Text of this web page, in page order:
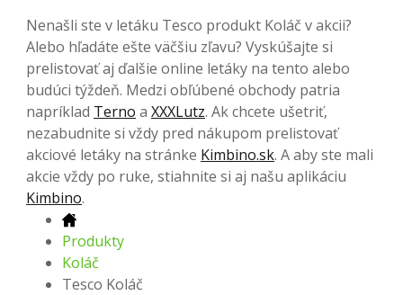
Nenašli ste v letáku Tesco produkt Koláč v akcii?
Alebo hľadáte ešte väčšiu zľavu? Vyskúšajte si
prelistovať aj ďalšie online letáky na tento alebo
budúci týždeň. Medzi obľúbené obchody patria
napríklad Terno a XXXLutz. Ak chcete ušetriť,
nezabudnite si vždy pred nákupom prelistovať
akciové letáky na stránke Kimbino.sk. A aby ste mali
akcie vždy po ruke, stiahnite si aj našu aplikáciu
Kimbino.
Produkty
Koláč
Tesco Koláč